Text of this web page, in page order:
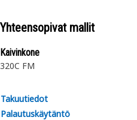
Yhteensopivat mallit
Kaivinkone
320C FM
Takuutiedot
Palautuskäytäntö